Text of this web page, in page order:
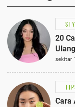
20
sekitar
Cara